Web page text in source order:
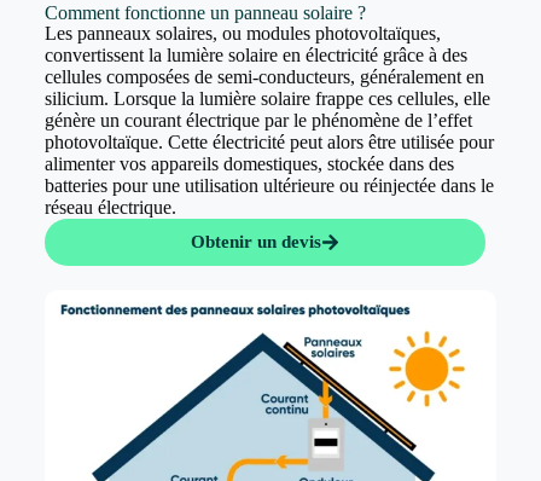
Comment fonctionne un panneau solaire ?
Les panneaux solaires, ou modules photovoltaïques,
convertissent la lumière solaire en électricité grâce à des
cellules composées de semi-conducteurs, généralement en
silicium. Lorsque la lumière solaire frappe ces cellules, elle
génère un courant électrique par le phénomène de l’effet
photovoltaïque. Cette électricité peut alors être utilisée pour
alimenter vos appareils domestiques, stockée dans des
batteries pour une utilisation ultérieure ou réinjectée dans le
réseau électrique.
Obtenir un devis